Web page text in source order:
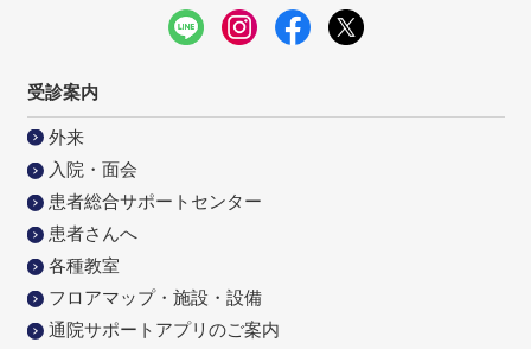
受診案内
外来
入院・面会
患者総合サポートセンター
患者さんへ
各種教室
フロアマップ・施設・設備
通院サポートアプリのご案内